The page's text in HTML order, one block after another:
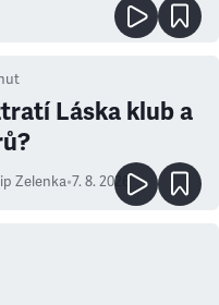
Láska klub a
Zelenka•7. 8. 2026